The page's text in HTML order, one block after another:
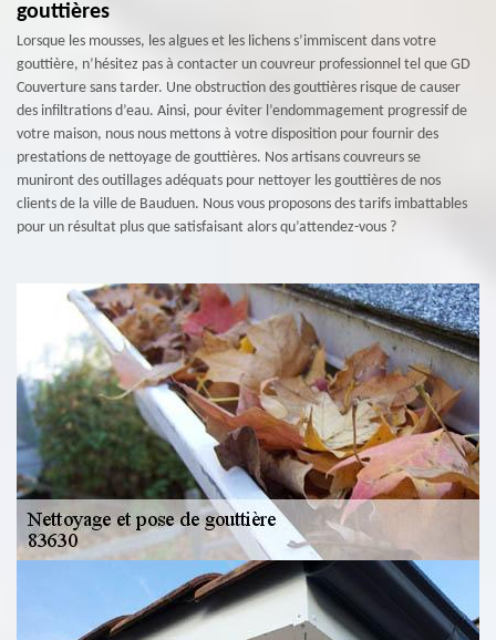
gouttières
Lorsque les mousses, les algues et les lichens s’immiscent dans votre
gouttière, n’hésitez pas à contacter un couvreur professionnel tel que GD
Couverture sans tarder. Une obstruction des gouttières risque de causer
des infiltrations d’eau. Ainsi, pour éviter l’endommagement progressif de
votre maison, nous nous mettons à votre disposition pour fournir des
prestations de nettoyage de gouttières. Nos artisans couvreurs se
muniront des outillages adéquats pour nettoyer les gouttières de nos
clients de la ville de Bauduen. Nous vous proposons des tarifs imbattables
pour un résultat plus que satisfaisant alors qu’attendez-vous ?